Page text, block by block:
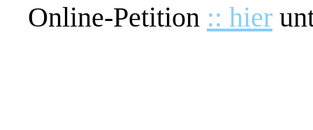
Online-Petition :: hier